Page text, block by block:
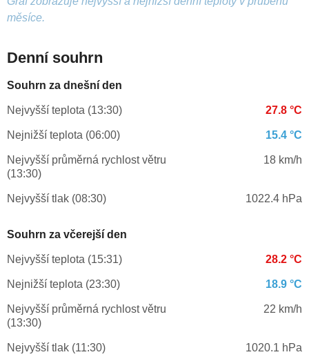
měsíce.
Denní souhrn
Souhrn za dnešní den
Nejvyšší teplota (13:30) 27.8 °C
Nejnižší teplota (06:00) 15.4 °C
Nejvyšší průměrná rychlost větru
(13:30)
18 km/h
Nejvyšší tlak (08:30) 1022.4 hPa
Souhrn za včerejší den
Nejvyšší teplota (15:31) 28.2 °C
Nejnižší teplota (23:30) 18.9 °C
Nejvyšší průměrná rychlost větru
(13:30)
22 km/h
Nejvyšší tlak (11:30) 1020.1 hPa